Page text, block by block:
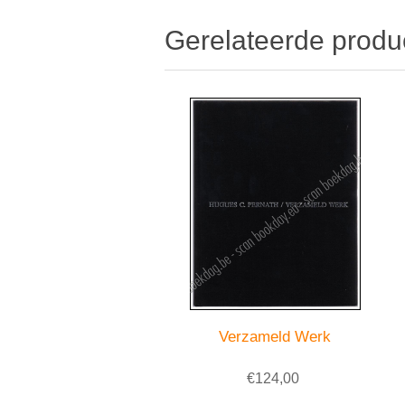
Gerelateerde
Verzameld Werk
€124,00